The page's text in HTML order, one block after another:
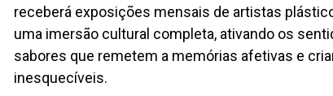
receberá exposições mensais de artistas
uma imersão cultural completa, ativando os
sabores que remetem a memórias afetivas e
inesquecíveis.